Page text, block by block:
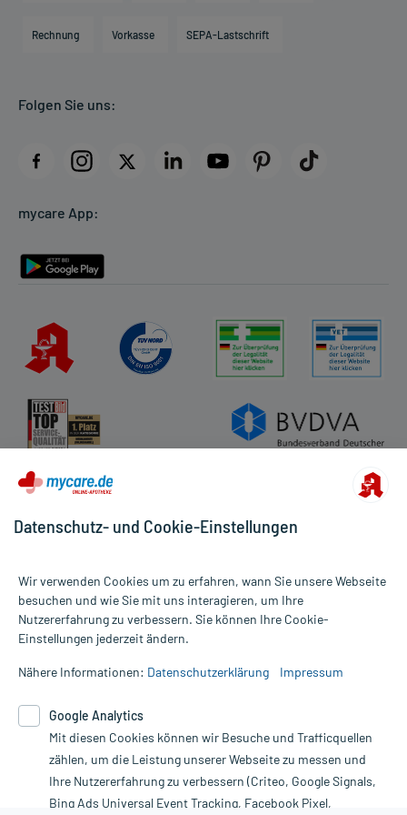
Direktabrechnung PKV
AGB
Datenschutz
Rückgabe/Widerruf
Rechnung Vorkasse SEPA-Lastschrift
Folgen Sie uns:
mycare App:
Alle Preise gelten inkl. MwSt., ggf. zzgl. Versandkosten
Informationen auf dieser Website werden ausschließlich für
die Untersuchung und Behandlung durch einen Arzt. Bitte
Therapien eingeleitet werden können. | Diese Webseite benutzt
Google Analytics. Lesen Sie bitte dazu die wichtigen Hinweise in
unserer Datenschutzerklärung. Für den Widerruf einer Bestellung
nutzen Sie das Formular:
Datenschutz- und Cookie-Einstellungen
Wir verwenden Cookies um zu erfahren, wann Sie unsere Webseite
besuchen und wie Sie mit uns interagieren, um Ihre
Nutzererfahrung zu verbessern. Sie können Ihre Cookie-
Einstellungen jederzeit ändern.
Nähere Informationen: Datenschutzerklärung Impressum
Google Analytics
Mit diesen Cookies können wir Besuche und Trafficquellen
zählen, um die Leistung unserer Webseite zu messen und
Ihre Nutzererfahrung zu verbessern (Criteo, Google Signals,
Bing Ads Universal Event Tracking, Facebook Pixel,